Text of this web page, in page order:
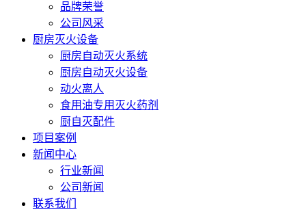
品牌荣誉
公司风采
厨房灭火设备
厨房自动灭火系统
厨房自动灭火设备
动火离人
食用油专用灭火药剂
厨自灭配件
项目案例
新闻中心
行业新闻
公司新闻
联系我们